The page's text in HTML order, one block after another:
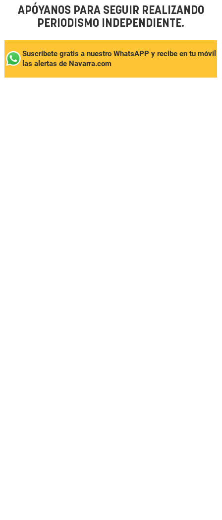
APÓYANOS PARA SEGUIR REALIZANDO
PERIODISMO INDEPENDIENTE.
Suscríbete gratis a nuestro WhatsAPP y recibe en tu móvil
las alertas de Navarra.com